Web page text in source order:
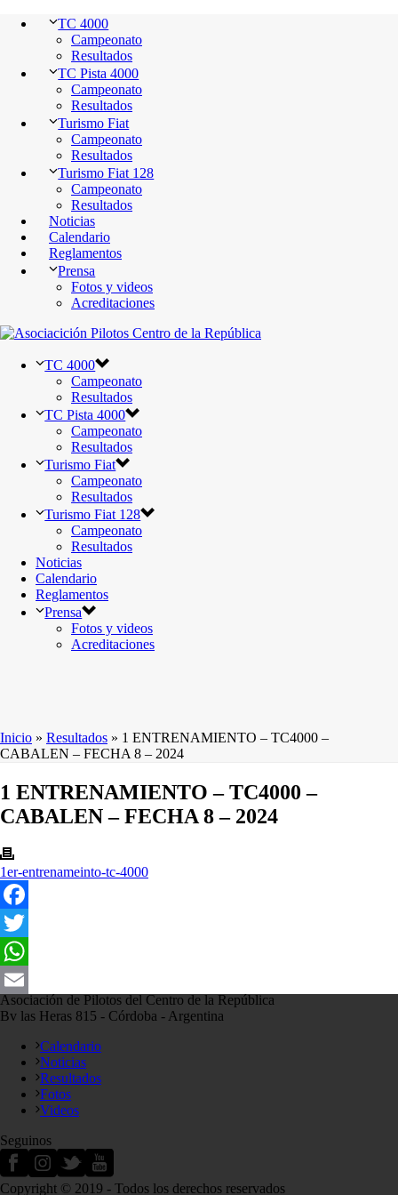
TC 4000
Campeonato
Resultados
TC Pista 4000
Campeonato
Resultados
Turismo Fiat
Campeonato
Resultados
Turismo Fiat 128
Campeonato
Resultados
Noticias
Calendario
Reglamentos
Prensa
Fotos y videos
Acreditaciones
TC 4000
Campeonato
Resultados
TC Pista 4000
Campeonato
Resultados
Turismo Fiat
Campeonato
Resultados
Turismo Fiat 128
Campeonato
Resultados
Noticias
Calendario
Reglamentos
Prensa
Fotos y videos
Acreditaciones
Inicio » Resultados » 1 ENTRENAMIENTO – TC4000 –
CABALEN – FECHA 8 – 2024
1 ENTRENAMIENTO – TC4000 –
CABALEN – FECHA 8 – 2024
1er-entrenameinto-tc-4000
Facebook
Twitter
WhatsApp
Email
Asociación de Pilotos del Centro de la República
Bv las Heras 815 - Córdoba - Argentina
Calendario
Noticias
Resultados
Fotos
Videos
Seguinos
Copyright © 2019 - Todos los derechos reservados